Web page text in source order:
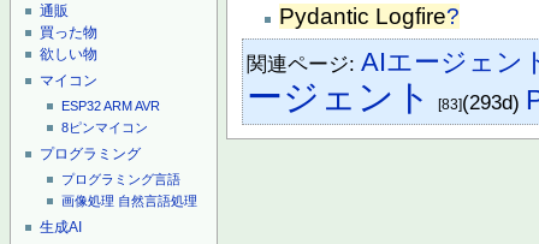
通販
買った物
欲しい物
マイコン
ESP32ARMAVR
8ピンマイコン
プログラミング
プログラミング言語
画像処理 自然言語処理
生成AI
Pydantic Logfire?
関連ページ:AIエージェン
ージェント [83](293d)